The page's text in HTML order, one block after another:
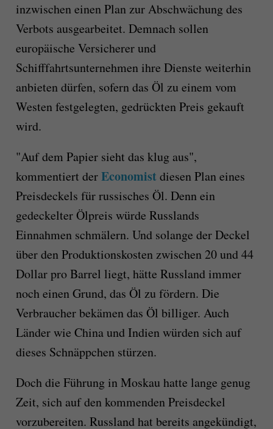
inzwischen einen Plan zur Abschwächung des
Verbots ausgearbeitet. Demnach sollen
europäische Versicherer und
Schifffahrtsunternehmen ihre Dienste weiterhin
anbieten dürfen, sofern das Öl zu einem vom
Westen festgelegten, gedrückten Preis gekauft
wird.
"Auf dem Papier sieht das klug aus",
kommentiert derEconomist diesen Plan eines
Preisdeckels für russisches Öl. Denn ein
gedeckelter Ölpreis würde Russlands
Einnahmen schmälern. Und solange der Deckel
über den Produktionskosten zwischen 20 und 44
Dollar pro Barrel liegt, hätte Russland immer
noch einen Grund, das Öl zu fördern. Die
Verbraucher bekämen das Öl billiger. Auch
Länder wie China und Indien würden sich auf
dieses Schnäppchen stürzen.
Doch die Führung in Moskau hatte lange genug
Zeit, sich auf den kommenden Preisdeckel
vorzubereiten. Russland hat bereits angekündigt,